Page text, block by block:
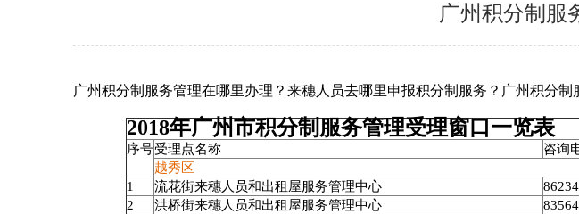
广州积分制服
广州积分制服务管理在哪里办理？来穗人员去哪里申报积分制服务？广州积分制
2018年广州市积分制服务管理受理窗口一览表
序号受理点名称 咨询
越秀区
1
流花街来穗人员和出租屋服务管理中心
2
洪桥街来穗人员和出租屋服务管理中心